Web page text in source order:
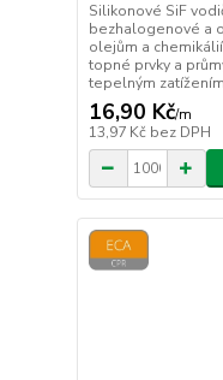
Silikonové SiF
bezhalogenové a
olejům a
topné prvky a
tepelným
16,90 Kč/m
13,97 Kč bez DPH